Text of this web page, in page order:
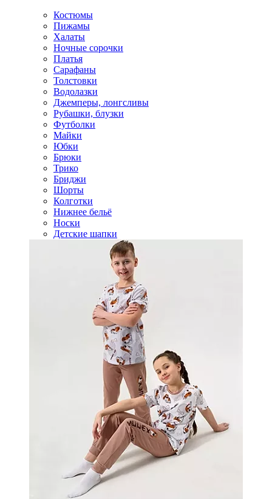
Костюмы
Пижамы
Халаты
Ночные сорочки
Платья
Сарафаны
Толстовки
Водолазки
Джемперы, лонгсливы
Рубашки, блузки
Футболки
Майки
Юбки
Брюки
Трико
Бриджи
Шорты
Колготки
Нижнее бельё
Носки
Детские шапки